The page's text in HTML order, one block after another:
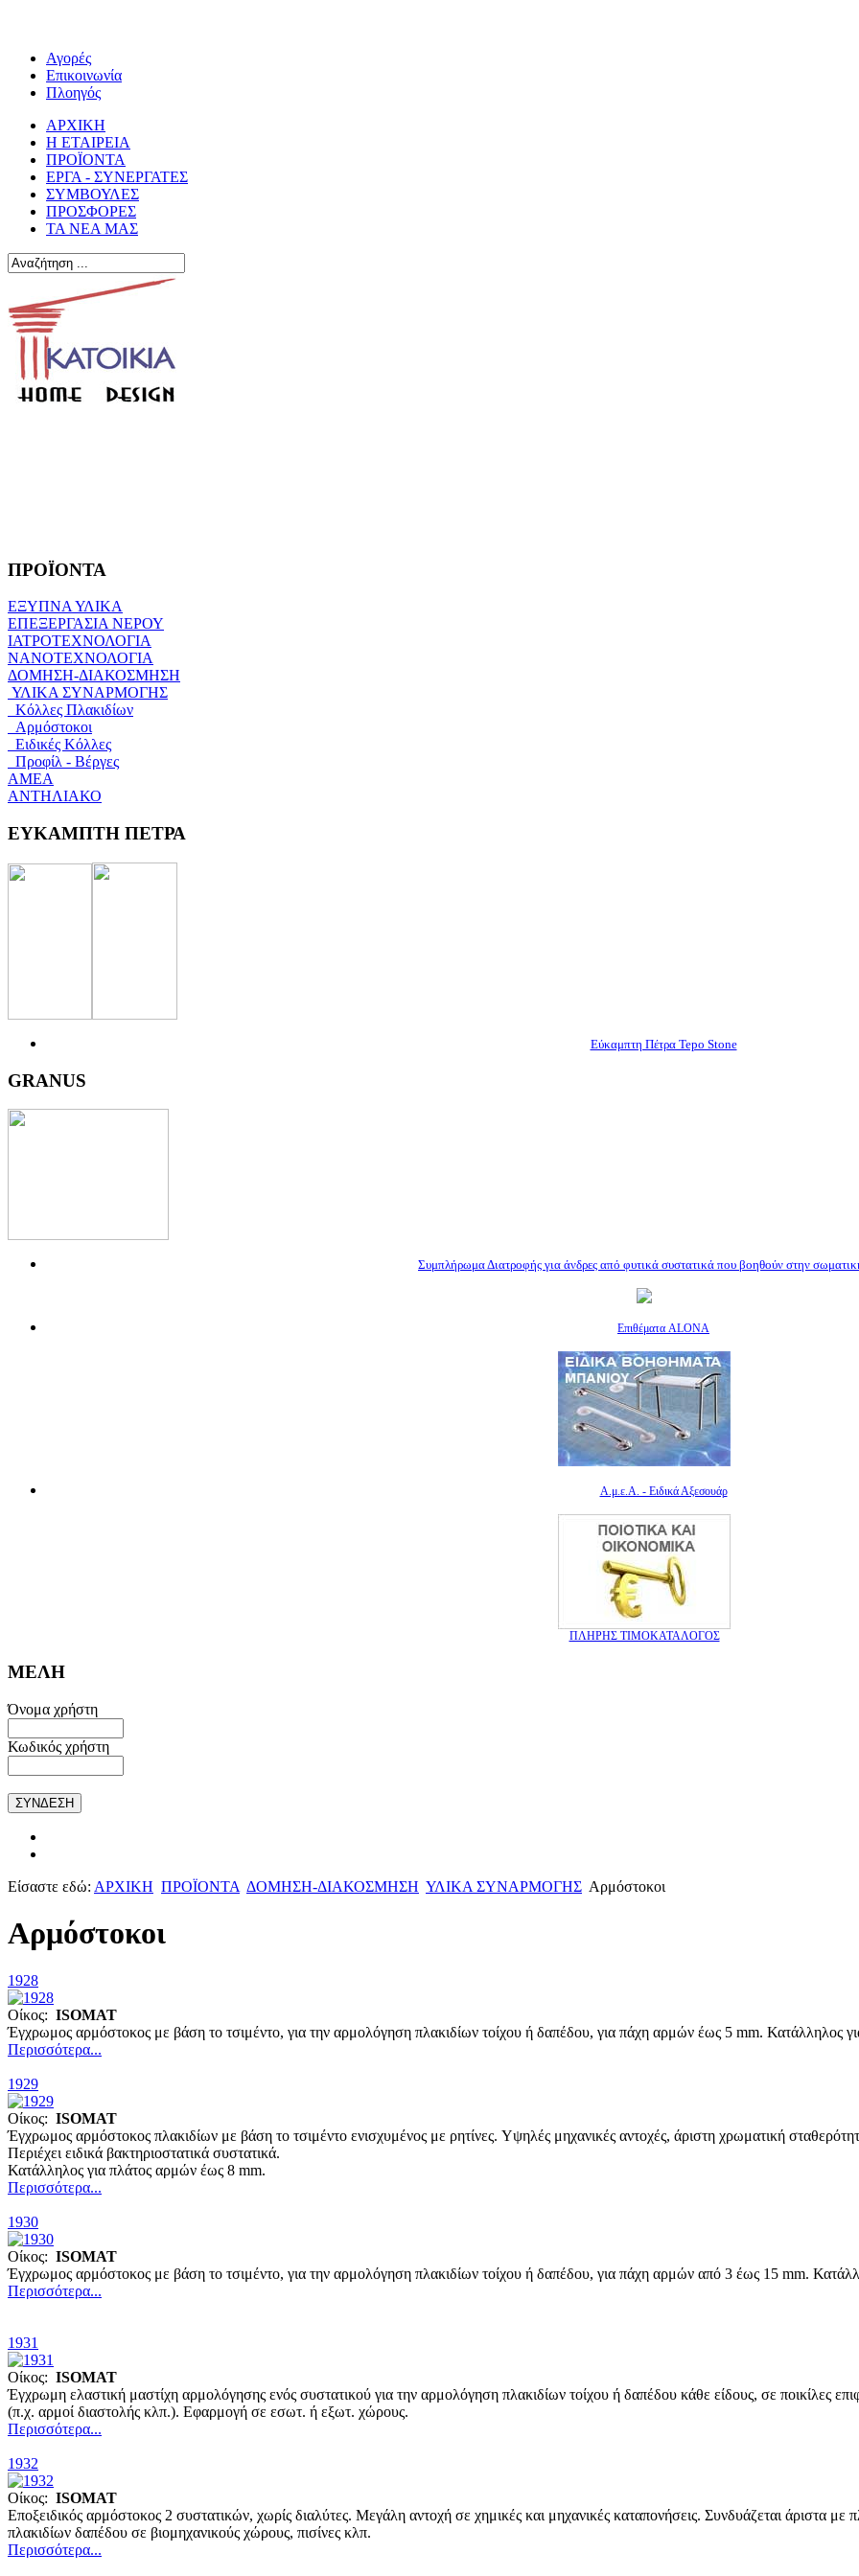
Αγορές
Επικοινωνία
Πλοηγός
ΑΡΧΙΚΗ
Η ΕΤΑΙΡΕΙΑ
ΠΡΟΪΟΝΤΑ
ΕΡΓΑ - ΣΥΝΕΡΓΑΤΕΣ
ΣΥΜΒΟΥΛΕΣ
ΠΡΟΣΦΟΡΕΣ
ΤΑ ΝΕΑ ΜΑΣ
ΠΡΟΪΟΝΤΑ
ΕΞΥΠΝΑ ΥΛΙΚΑ
ΕΠΕΞΕΡΓΑΣΙΑ ΝΕΡΟΥ
ΙΑΤΡΟΤΕΧΝΟΛΟΓΙΑ
ΝΑΝΟΤΕΧΝΟΛΟΓΙΑ
ΔΟΜΗΣΗ-ΔΙΑΚΟΣΜΗΣΗ
ΥΛΙΚΑ ΣΥΝΑΡΜΟΓΗΣ
Κόλλες Πλακιδίων
Αρμόστοκοι
Ειδικές Κόλλες
Προφίλ - Βέργες
ΑΜΕΑ
ΑΝΤΗΛΙΑΚΟ
ΕΥΚΑΜΠΤΗ ΠΕΤΡΑ
Εύκαμπτη Πέτρα Tepo Stone
GRANUS
Συμπλήρωμα Διατροφής για άνδρες από φυτικά συστατικά που βοηθούν στην
Επιθέματα ALONA
Α.μ.ε.Α. - Ειδικά Αξεσουάρ
ΠΛΗΡΗΣ ΤΙΜΟΚΑΤΑΛΟΓΟΣ
ΜΕΛΗ
Όνομα χρήστη
Κωδικός χρήστη
Είσαστε εδώ: ΑΡΧΙΚΗ ΠΡΟΪΟΝΤΑ ΔΟΜΗΣΗ-ΔΙΑΚΟΣΜΗΣΗ ΥΛΙΚΑ ΣΥΝΑΡΜΟΓΗΣ Αρμόστοκοι
Αρμόστοκοι
1928
Οίκος: ISOMAT
Έγχρωμος αρμόστοκος με βάση το τσιμέντο, για την αρμολόγηση πλακιδίων τοίχου ή δαπέδου, για πάχη αρμών έως 5 mm. Κατάλληλος
Περισσότερα...
1929
Οίκος: ISOMAT
Έγχρωμος αρμόστοκος πλακιδίων με βάση το τσιμέντο ενισχυμένος με ρητίνες. Yψηλές μηχανικές αντοχές, άριστη χρωματική
Περιέχει ειδικά βακτηριοστατικά συστατικά.
Κατάλληλος για πλάτος αρμών έως 8 mm.
Περισσότερα...
1930
Οίκος: ISOMAT
Έγχρωμος αρμόστοκος με βάση το τσιμέντο, για την αρμολόγηση πλακιδίων τοίχου ή δαπέδου, για πάχη αρμών από 3 έως 15 mm.
Περισσότερα...
1931
Οίκος: ISOMAT
Έγχρωμη ελαστική μαστίχη αρμολόγησης ενός συστατικού για την αρμολόγηση πλακιδίων τοίχου ή δαπέδου κάθε είδους, σε ποικίλες
(π.χ. αρμοί διαστολής κλπ.). Εφαρμογή σε εσωτ. ή εξωτ. χώρους.
Περισσότερα...
1932
Οίκος: ISOMAT
Εποξειδικός αρμόστοκος 2 συστατικών, χωρίς διαλύτες. Μεγάλη αντοχή σε χημικές και μηχανικές καταπονήσεις. Συνδυάζεται άριστα
πλακιδίων δαπέδου σε βιομηχανικούς χώρους, πισίνες κλπ.
Περισσότερα...